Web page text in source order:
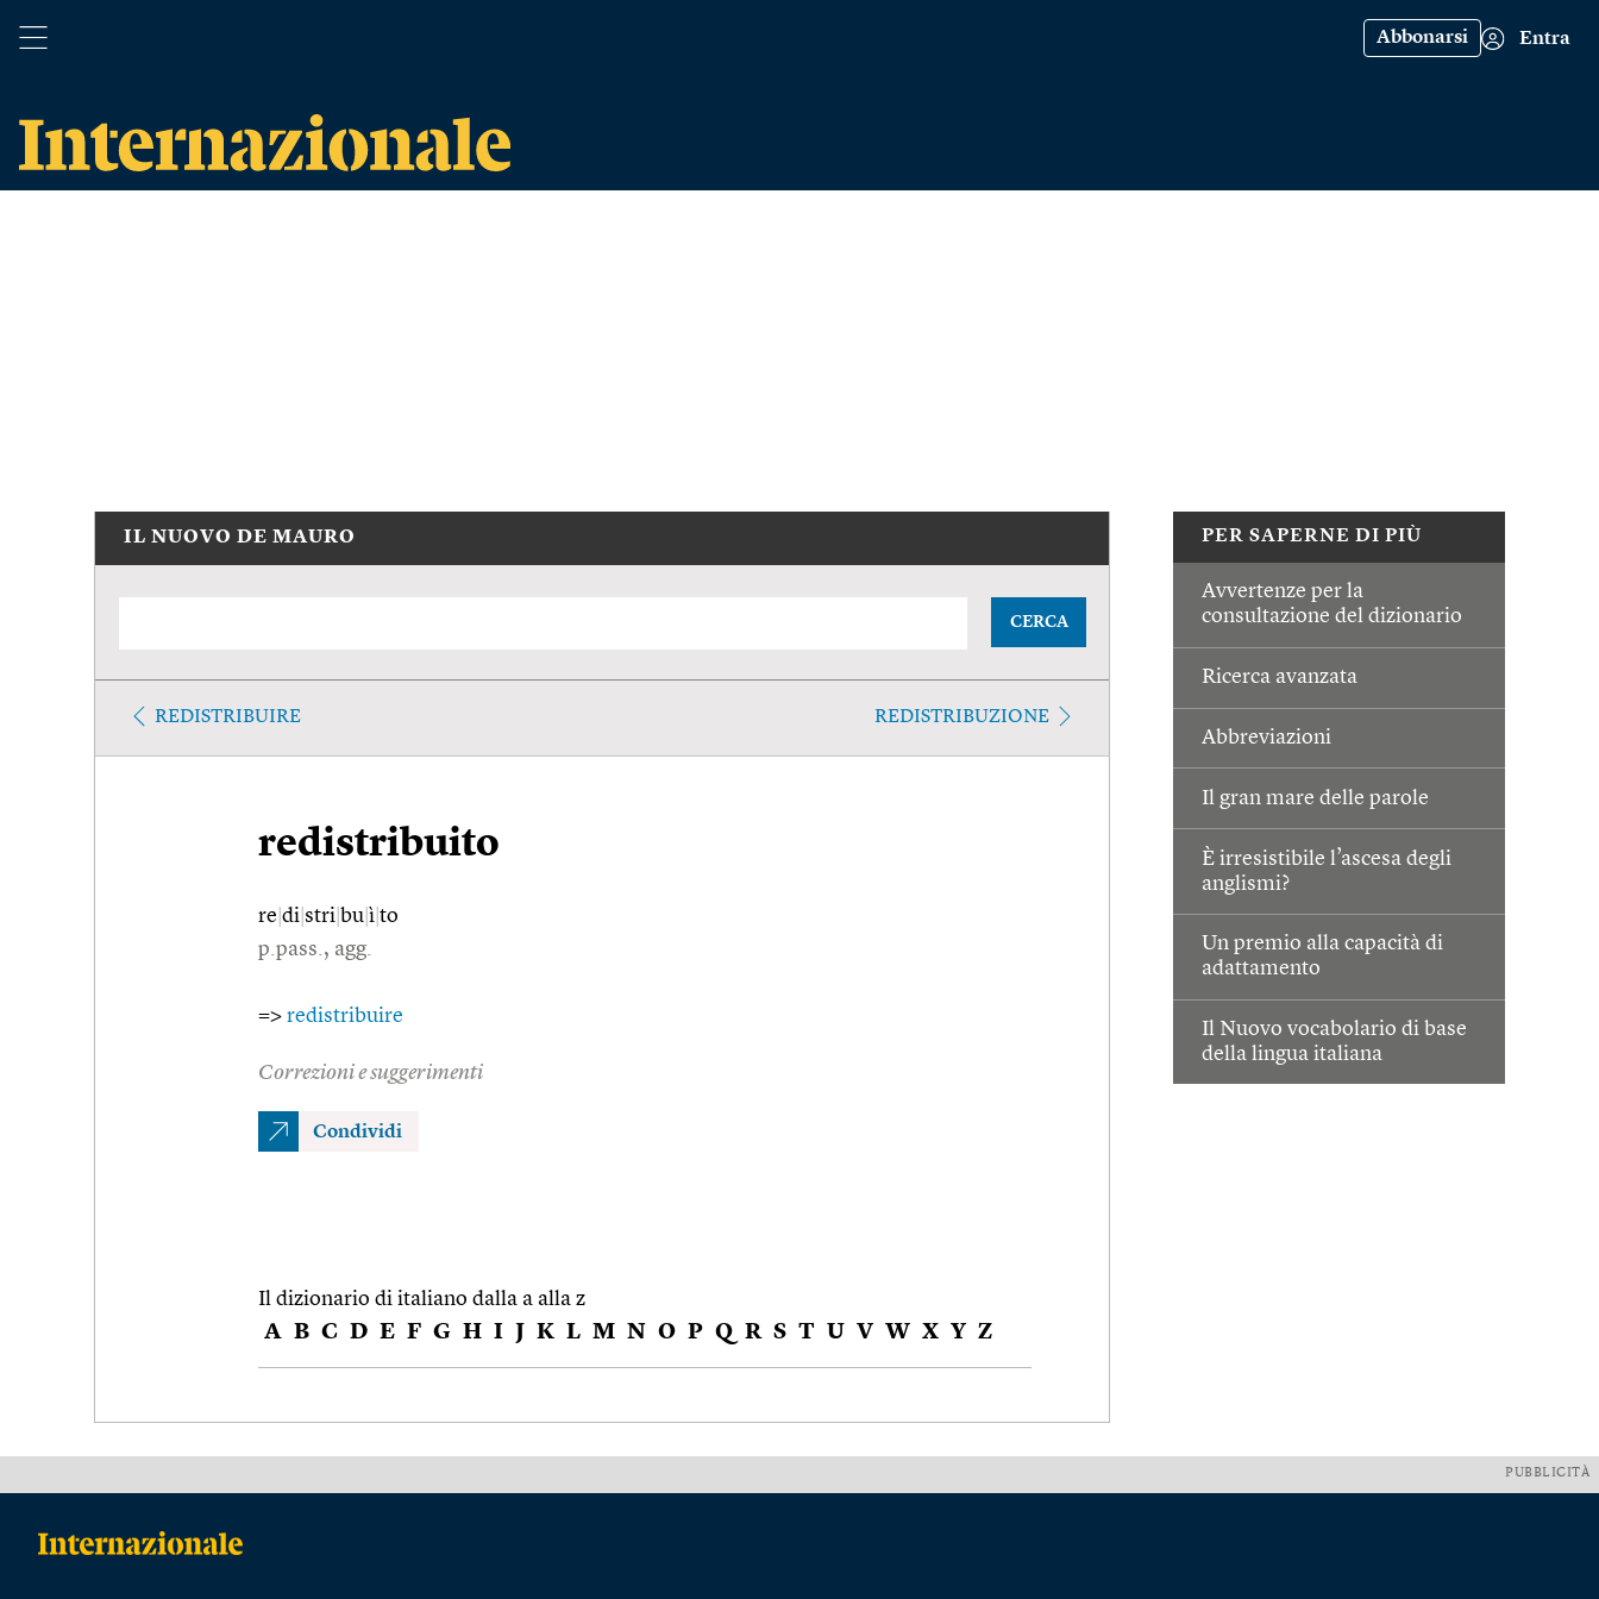
Abbonarsi Entra
PER SAPERNE DI PIÙ
Avvertenze per la
consultazione del dizionario
Ricerca avanzata
Abbreviazioni
Il gran mare delle parole
È irresistibile l’ascesa degli
anglismi?
Un premio alla capacità di
adattamento
Il Nuovo vocabolario di base
della lingua italiana
IL NUOVO DE MAURO
CERCA
REDISTRIBUIRE REDISTRIBUZIONE
redistribuito
re di stri bu ì to
p.pass., agg.
=> redistribuire
Correzioni e suggerimenti
Condividi
Il dizionario di italiano dalla a alla z
A B C D E F G H I J K L M N O P Q R S T U V W X Y Z
PUBBLICITÀ